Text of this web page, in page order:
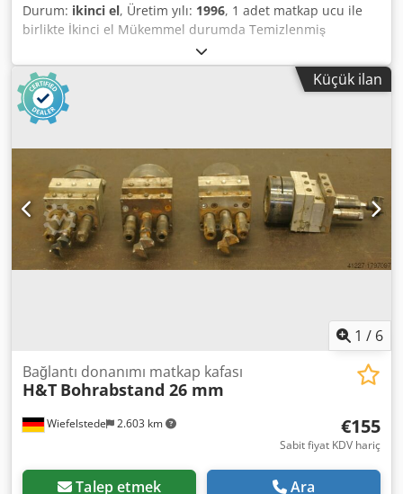
Durum: ikinci el, Üretim yılı: 1996, 1 adet matkap ucu ile
birlikte İkinci el Mükemmel durumda Temizlenmiş
Fonksiyonel olarak test edilmiş Marka: Hettich Tip: Blue
Max Mini Üretim yılı: 1996 Makine numarası: 06316 CE tip
onayı yapılmış Mil sayısı: 4 adet Matkap ilerlemesi:
Pnömatik Masa modeli (uzunluk x genişlik): 800x400 mm
Salınımlı durdurucular: 4 adet Matkap mandreni: Sap 10
Gereken alan (yaklaşık uzunluk x genişlik x yükseklik):
800x600x650 mm Depolama yeri: 97447 Gerolzhofen,
ücretsiz yükleme, ambalajsız Mevcut durumda olduğu gibi
teslim edilir, Garanti ve garanti hizmeti kapsam dışındadır.
Küçük ilan
1 / 6
Wiefelstede 2.603 km
Bağlantı donanımı matkap kafası
H&T Bohrabstand 26 mm
€155
Sabit fiyat KDV hariç
Talep etmek Ara